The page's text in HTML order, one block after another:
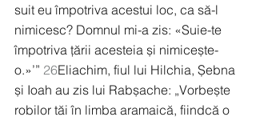
suit eu împotriva acestui loc, ca să-l
nimicesc? Domnul mi-a zis: «Suie-te
împotriva țării acesteia și nimicește-
o.»’” 26Eliachim, fiul lui Hilchia, Șebna
și Ioah au zis lui Rabșache: „Vorbește
robilor tăi în limba aramaică, fiindcă o